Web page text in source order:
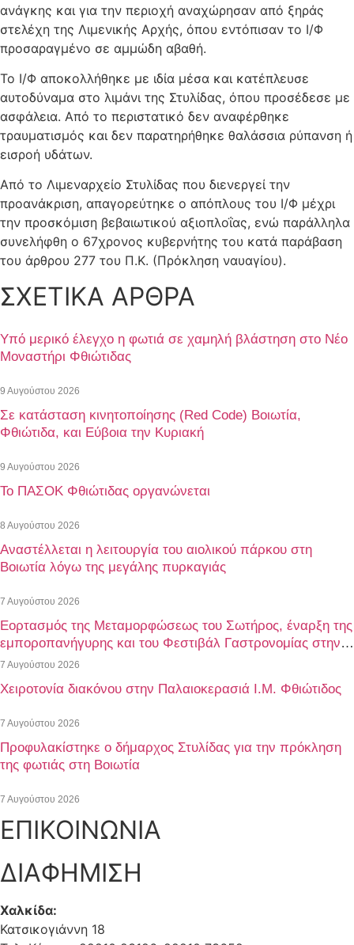
ανάγκης και για την περιοχή αναχώρησαν από ξηράς
στελέχη της Λιμενικής Αρχής, όπου εντόπισαν το Ι/Φ
προσαραγμένο σε αμμώδη αβαθή.
Το Ι/Φ αποκολλήθηκε με ιδία μέσα και κατέπλευσε
αυτοδύναμα στο λιμάνι της Στυλίδας, όπου προσέδεσε με
ασφάλεια. Από το περιστατικό δεν αναφέρθηκε
τραυματισμός και δεν παρατηρήθηκε θαλάσσια ρύπανση ή
εισροή υδάτων.
Από το Λιμεναρχείο Στυλίδας που διενεργεί την
προανάκριση, απαγορεύτηκε ο απόπλους του Ι/Φ μέχρι
την προσκόμιση βεβαιωτικού αξιοπλοΐας, ενώ παράλληλα
συνελήφθη ο 67χρονος κυβερνήτης του κατά παράβαση
του άρθρου 277 του Π.Κ. (Πρόκληση ναυαγίου).
ΣΧΕΤΙΚΑ ΑΡΘΡΑ
Υπό μερικό έλεγχο η φωτιά σε χαμηλή βλάστηση στο Νέο
Μοναστήρι Φθιώτιδας
9 Αυγούστου 2026
Σε κατάσταση κινητοποίησης (Red Code) Βοιωτία,
Φθιώτιδα, και Εύβοια την Κυριακή
9 Αυγούστου 2026
Το ΠΑΣΟΚ Φθιώτιδας οργανώνεται
8 Αυγούστου 2026
Αναστέλλεται η λειτουργία του αιολικού πάρκου στη
Βοιωτία λόγω της μεγάλης πυρκαγιάς
7 Αυγούστου 2026
Εορτασμός της Μεταμορφώσεως του Σωτήρος, έναρξη της
εμποροπανήγυρης και του Φεστιβάλ Γαστρονομίας στην
Αταλάντη του Δήμου Λοκρών
7 Αυγούστου 2026
Χειροτονία διακόνου στην Παλαιοκερασιά Ι.Μ. Φθιώτιδος
7 Αυγούστου 2026
Προφυλακίστηκε ο δήμαρχος Στυλίδας για την πρόκληση
της φωτιάς στη Βοιωτία
7 Αυγούστου 2026
ΕΠΙΚΟΙΝΩΝΙΑ
ΔΙΑΦΗΜΙΣΗ
Χαλκίδα:
Κατσικογιάννη 18